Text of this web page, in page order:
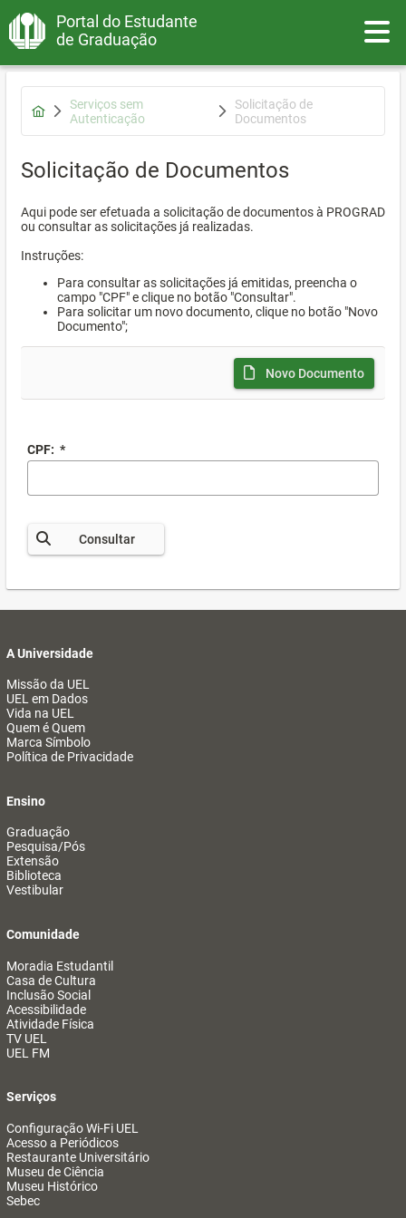
Portal do Estudante
de Graduação
Serviços sem
Autenticação
Solicitação de
Documentos
Solicitação de Documentos
Aqui pode ser efetuada a solicitação de documentos à PROGRAD
ou consultar as solicitações já realizadas.
Instruções:
Para consultar as solicitações já emitidas, preencha o
campo "CPF" e clique no botão "Consultar".
Para solicitar um novo documento, clique no botão "Novo
Documento";
Novo Documento
CPF: *
Consultar
A Universidade
Missão da UEL
UEL em Dados
Vida na UEL
Quem é Quem
Marca Símbolo
Política de Privacidade
Ensino
Graduação
Pesquisa/Pós
Extensão
Biblioteca
Vestibular
Comunidade
Moradia Estudantil
Casa de Cultura
Inclusão Social
Acessibilidade
Atividade Física
TV UEL
UEL FM
Serviços
Configuração Wi-Fi UEL
Acesso a Periódicos
Restaurante Universitário
Museu de Ciência
Museu Histórico
Sebec